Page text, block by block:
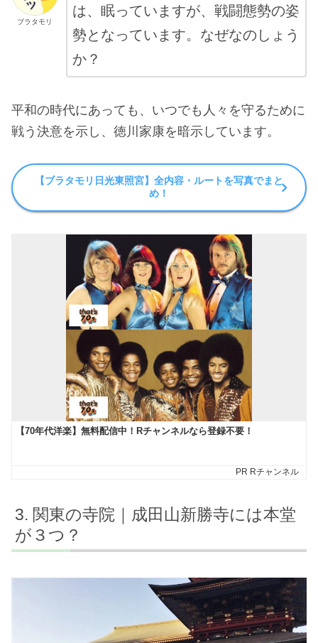
ブラタモリ
は、眠っていますが、戦闘態勢の姿
勢となっています。なぜなのしょう
か？
平和の時代にあっても、いつでも人々を守るために
戦う決意を示し、徳川家康を暗示しています。
【ブラタモリ日光東照宮】全内容・ルートを写真でまと
め！
関東の寺院｜成田山新勝寺には本堂
が３つ？